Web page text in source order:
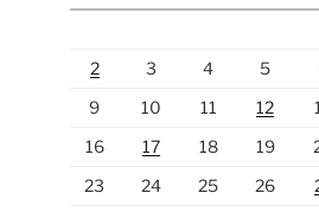
2
3 4 5
9
10 11 12
16
17 18 19
23
24 25 26